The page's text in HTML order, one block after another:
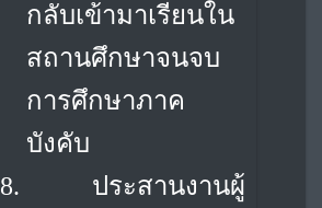
กลับเข้ามาเรียนใน
สถานศึกษาจนจบ
การศึกษาภาค
บังคับ
8. ประสานงานผู้